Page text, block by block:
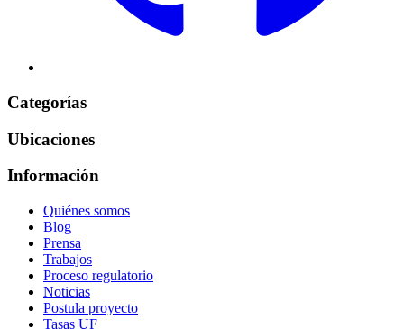
Categorías
Ubicaciones
Información
Quiénes somos
Blog
Prensa
Trabajos
Proceso regulatorio
Noticias
Postula proyecto
Tasas UF